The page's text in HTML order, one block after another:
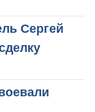
Сергей